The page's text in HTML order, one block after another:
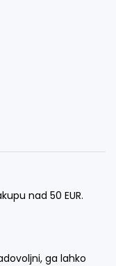
nad 50 EUR.
ga lahko